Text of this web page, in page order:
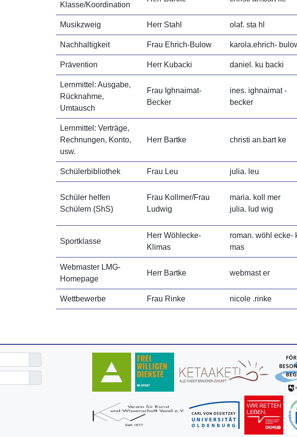
Klasse/Koordination
Musikzweig Herr Stahl olaf. sta hl
Nachhaltigkeit Frau Ehrich-Bulow karola.ehrich-
Prävention Herr Kubacki daniel. ku backi
Lernmittel: Ausgabe,
Rücknahme,
Umtausch
Frau Ighnaimat-
Becker
ines. ighnaimat -
becker
Lernmittel: Verträge,
Rechnungen, Konto,
usw.
Herr Bartke christi an.bart ke
Schülerbibliothek Frau Leu julia. leu
Schüler helfen
Schülern (ShS)
Frau Kollmer/Frau
Ludwig
maria. koll mer
julia. lud wig
Sportklasse
Herr Wöhlecke-
Klimas
roman. wöhl ecke-
mas
Webmaster LMG-
Homepage
Herr Bartke webmast er
Wettbewerbe Frau Rinke nicole .rinke